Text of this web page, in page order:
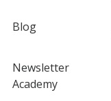
Blog
Newsletter
Academy